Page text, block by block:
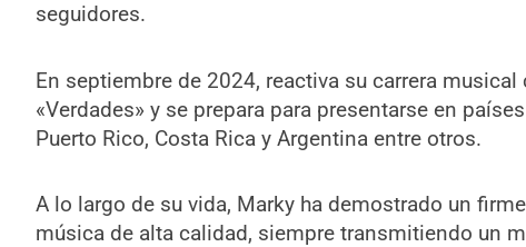
seguidores.
En septiembre de 2024, reactiva su carrera
«Verdades» y se prepara para presentarse en
Puerto Rico, Costa Rica y Argentina entre otros.
A lo largo de su vida, Marky ha demostrado un
música de alta calidad, siempre transmitiendo un